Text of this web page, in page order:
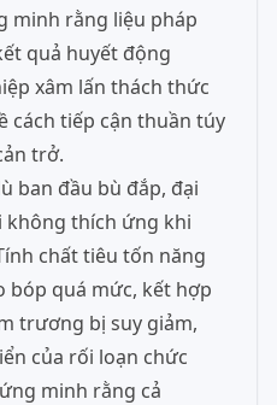
minh rằng liệu pháp
quả huyết động
xâm lấn thách thức
cách tiếp cận thuần túy
trở.
ban đầu bù đắp, đại
thích ứng khi
chất tiêu tốn năng
bóp quá mức, kết hợp
trương bị suy giảm,
của rối loạn chức
minh rằng cả